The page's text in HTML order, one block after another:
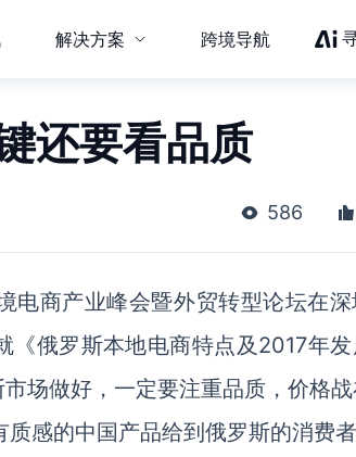
解决方案 跨境导航
还要看品质
586
电商产业峰会暨外贸转型论坛在
《俄罗斯本地电商特点及 2017年
场做好，一定要注重品质，价格
感的中国产品给到俄罗斯的消费者